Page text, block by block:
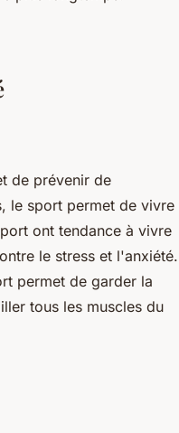
de prévenir de
le sport permet de vivre
ont tendance à vivre
le stress et l'anxiété.
permet de garder la
tous les muscles du